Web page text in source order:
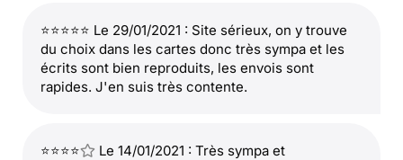
⭐⭐⭐⭐⭐ Le 29/01/2021 : Site sérieux, on y trouve
du choix dans les cartes donc très sympa et les
écrits sont bien reproduits, les envois sont
rapides. J'en suis très contente.
⭐⭐⭐⭐
Le 14/01/2021 : Très sympa et